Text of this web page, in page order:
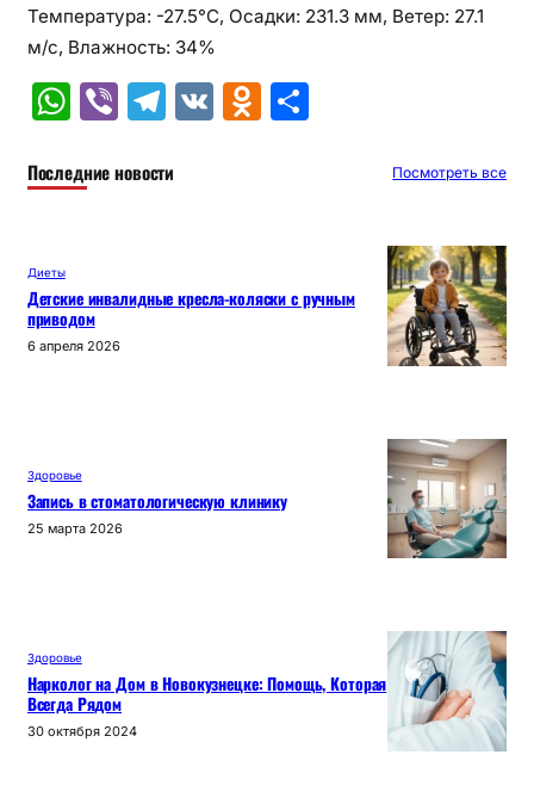
Температура: -27.5°C, Осадки: 231.3 мм, Ветер: 27.1
м/с, Влажность: 34%
W
at
p
p
Vi
er
T
e
m
V O
a
О
в
Последние новости Посмотреть все
Диеты
Детские инвалидные кресла-коляски с ручным
приводом
6 апреля 2026
Здоровье
Запись в стоматологическую клинику
25 марта 2026
Здоровье
Нарколог на Дом в Новокузнецке: Помощь, Которая
Всегда Рядом
30 октября 2024